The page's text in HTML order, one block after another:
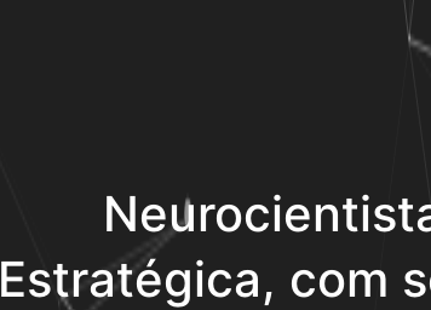
Estratégica, com